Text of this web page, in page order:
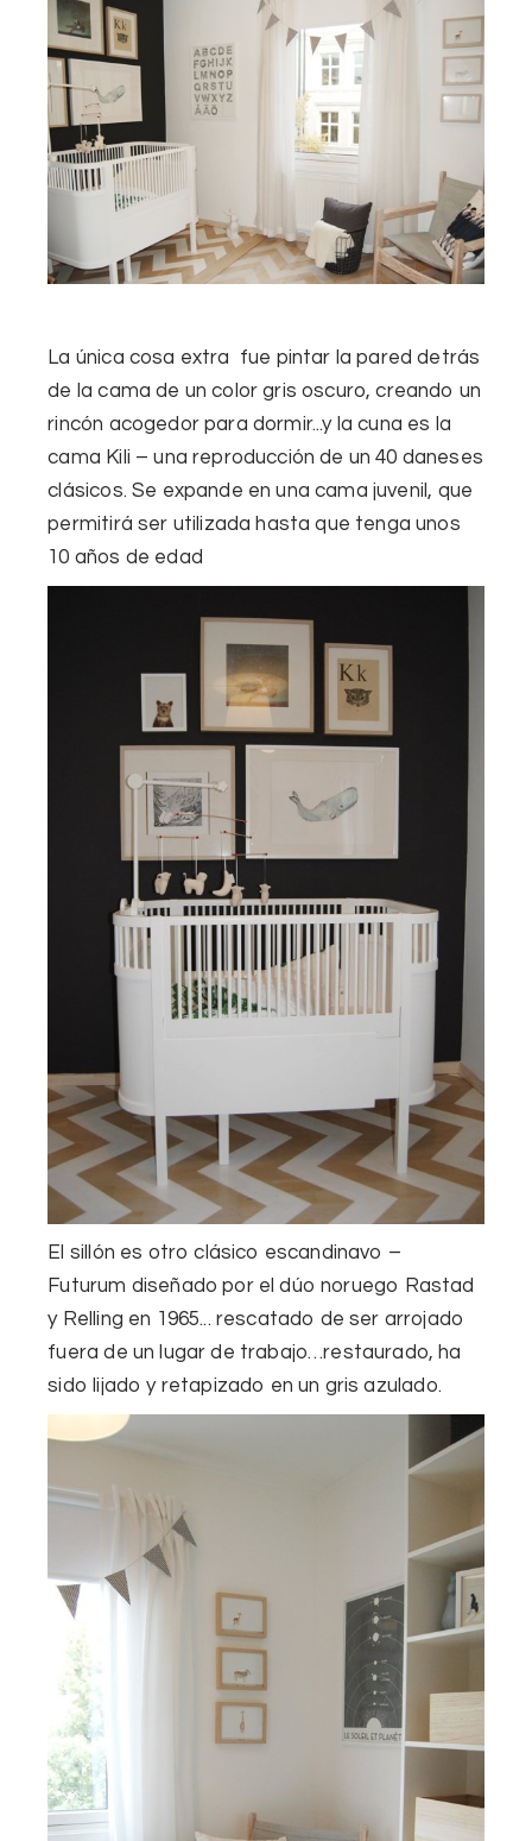
La única cosa extra fue pintar la pared detrás
de la cama de un color gris oscuro, creando un
rincón acogedor para dormir...y la cuna es la
cama Kili – una reproducción de un 40 daneses
clásicos.Se expande en una cama juvenil, que
permitirá ser utilizada hasta que tenga unos
10 años de edad
El sillón es otro clásico escandinavo –
Futurum diseñado por el dúo noruego Rastad
y Relling en 1965... rescatado de ser arrojado
fuera de un lugar de trabajo…restaurado, ha
sido lijado y retapizado en un gris azulado.